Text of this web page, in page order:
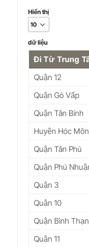
Hiển thị
dữ liệu
Đi Từ Trung
Quận 12
Quận Gò Vấp
Quận Tân Bình
Huyện Hóc Môn
Quận Tân Phú
Quận Phú
Quận 3
Quận 10
Quận Bình
Quận 11